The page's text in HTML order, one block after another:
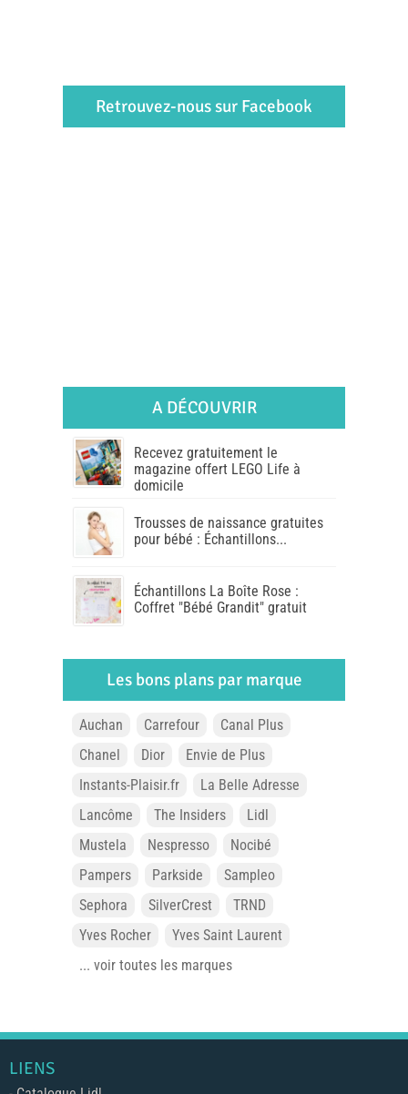
Retrouvez-nous sur Facebook
A DÉCOUVRIR
Recevez gratuitement le
magazine offert LEGO Life à
domicile
Trousses de naissance gratuites
pour bébé : Échantillons...
Échantillons La Boîte Rose :
Coffret "Bébé Grandit" gratuit
Les bons plans par marque
Auchan Carrefour
Canal Plus
Chanel
Dior
Envie de Plus
Instants-Plaisir.fr
La Belle Adresse
Lancôme
The Insiders
Lidl
Mustela
Nespresso
Nocibé
Pampers
Parkside
Sampleo
Sephora
SilverCrest
TRND
Yves Rocher
Yves Saint Laurent
... voir toutes les marques
LIENS